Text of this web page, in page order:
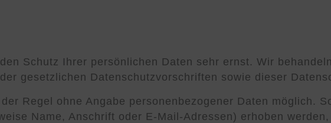
Schutz Ihrer persönlichen Daten sehr ernst. Wir
gesetzlichen Datenschutzvorschriften sowie dieser
Regel ohne Angabe personenbezogener Daten möglich.
Name, Anschrift oder E-Mail-Adressen) erhoben